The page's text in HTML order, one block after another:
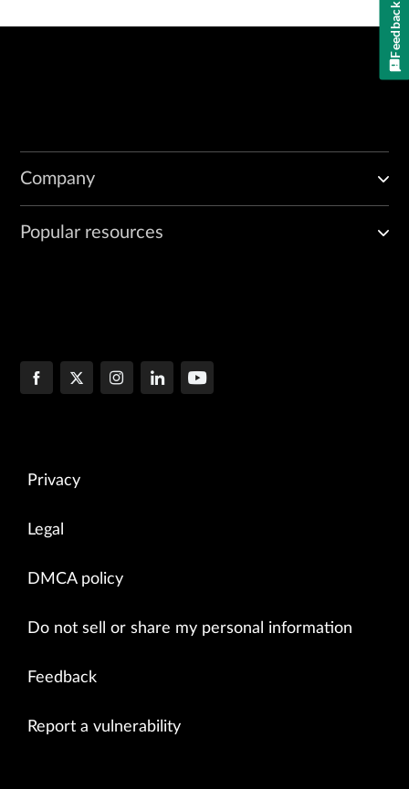
Company
Popular resources
Privacy
Legal
DMCA policy
Do not sell or share my personal information
Feedback
Report a vulnerability
Feedback